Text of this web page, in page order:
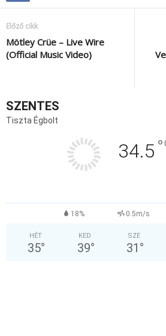
Előző cikk
Mötley Crüe – Live Wire
(Official Music Video)
SZENTES
Tiszta Égbolt
34.5 °
18% 0.5m/s
HÉT
35°
KED
39°
SZE
31 °